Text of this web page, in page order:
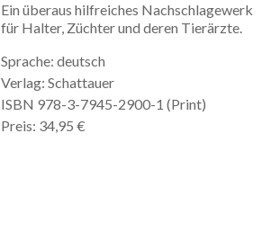
Ein überaus hilfreiches Nachschlagewerk
für Halter, Züchter und deren Tierärzte.
Sprache: deutsch
Verlag: Schattauer
ISBN 978-3-7945-2900-1 (Print)
Preis: 34,95 €